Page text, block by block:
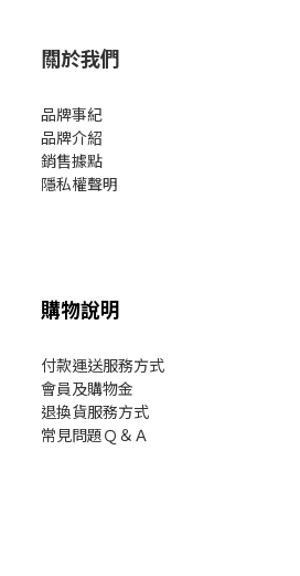
關於我們
品牌事紀
品牌介紹
銷售據點
隱私權聲明
購物說明
付款運送服務方式
會員及購物金
退換貨服務方式
常見問題Ｑ＆Ａ